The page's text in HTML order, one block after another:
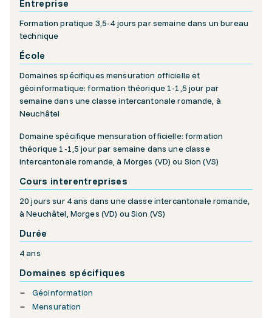
Entreprise
Formation pratique 3,5-4 jours par semaine dans un bureau
technique
École
Domaines spécifiques mensuration officielle et
géoinformatique: formation théorique 1-1,5 jour par
semaine dans une classe intercantonale romande, à
Neuchâtel
Domaine spécifique mensuration officielle: formation
théorique 1-1,5 jour par semaine dans une classe
intercantonale romande, à Morges (VD) ou Sion (VS)
Cours interentreprises
20 jours sur 4 ans dans une classe intercantonale romande,
à Neuchâtel, Morges (VD) ou Sion (VS)
Durée
4 ans
Domaines spécifiques
Géoinformation
Mensuration